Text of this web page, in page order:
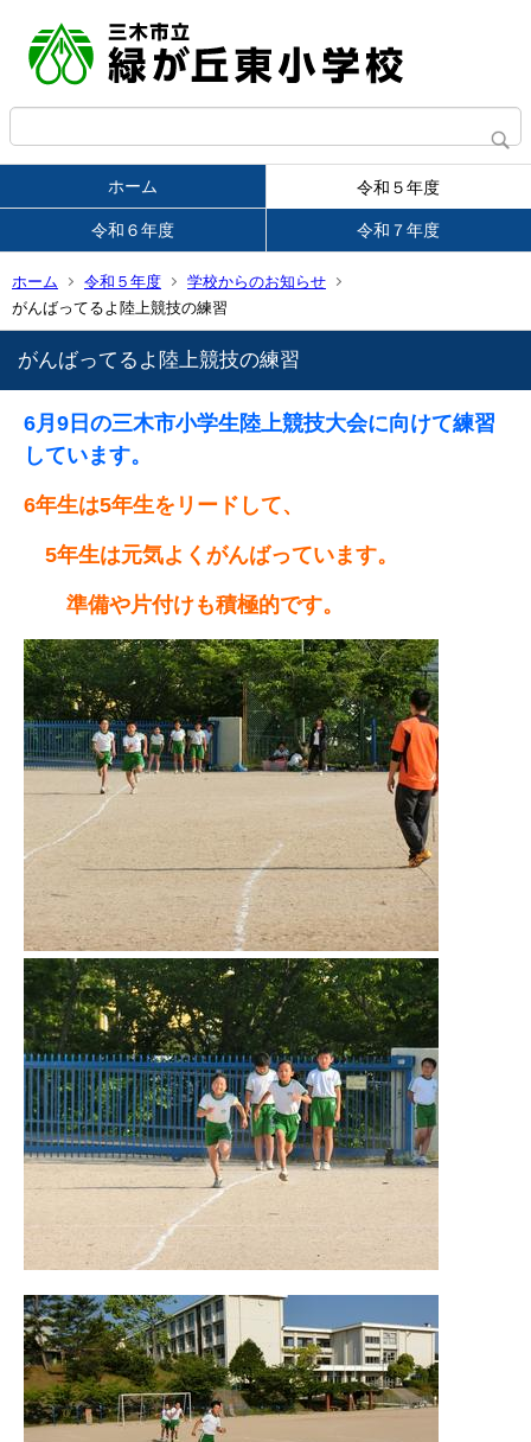
ホーム 令和５年度
令和６年度 令和７年度
ホーム 令和５年度
学校からのお知らせ
がんばってるよ陸上競技の練習
がんばってるよ陸上競技の練習
6月9日の三木市小学生陸上競技大会に向けて練習
しています。
6年生は5年生をリードして、
5年生は元気よくがんばっています。
準備や片付けも積極的です。